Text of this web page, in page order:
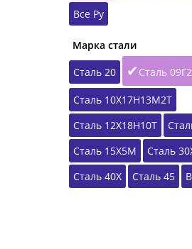
Все Ру
Марка стали
Сталь 20
Сталь
Сталь 10Х17Н13М2Т
Сталь 12Х18Н10Т
Сталь 15Х5М
Сталь
Сталь 40Х
Сталь 45